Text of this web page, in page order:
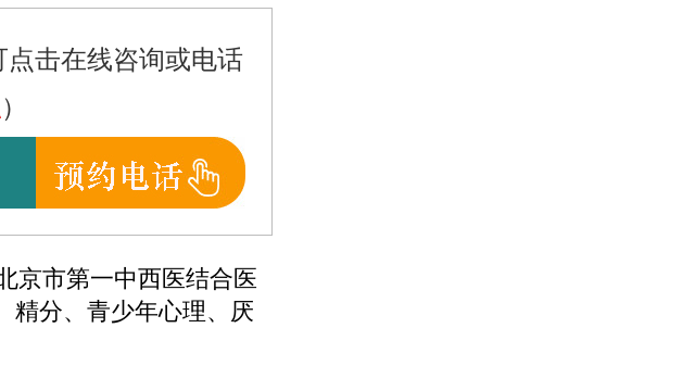
击在线咨询或电话
）
京市第一中西医结合医
精分、青少年心理、厌